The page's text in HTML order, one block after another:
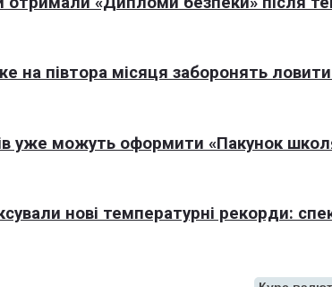
на півтора місяця заборонять
уже можуть оформити «Пакунок
нові температурні рекорди: